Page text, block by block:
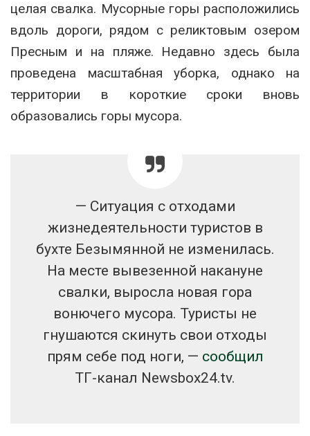
целая свалка. Мусорные горы расположились
вдоль дороги, рядом с реликтовым озером
Пресным и на пляже. Недавно здесь была
проведена масштабная уборка, однако на
территории в короткие сроки вновь
образовались горы мусора.
— Ситуация с отходами
жизнедеятельности туристов в
бухте Безымянной не изменилась.
На месте вывезенной накануне
свалки, выросла новая гора
вонючего мусора. Туристы не
гнушаются скинуть свои отходы
прям себе под ноги, — сообщил
ТГ-канал Newsbox24.tv.